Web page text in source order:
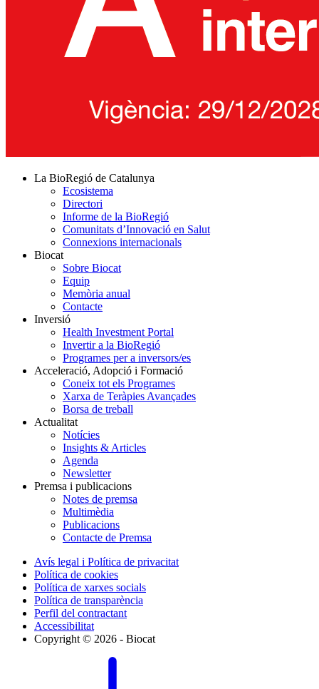
La BioRegió de Catalunya
Ecosistema
Directori
Informe de la BioRegió
Comunitats d’Innovació en Salut
Connexions internacionals
Biocat
Sobre Biocat
Equip
Memòria anual
Contacte
Inversió
Health Investment Portal
Invertir a la BioRegió
Programes per a inversors/es
Acceleració, Adopció i Formació
Coneix tot els Programes
Xarxa de Teràpies Avançades
Borsa de treball
Actualitat
Notícies
Insights & Articles
Agenda
Newsletter
Premsa i publicacions
Notes de premsa
Multimèdia
Publicacions
Contacte de Premsa
Avís legal i Política de privacitat
Política de cookies
Política de xarxes socials
Política de transparència
Perfil del contractant
Accessibilitat
Copyright © 2026 - Biocat